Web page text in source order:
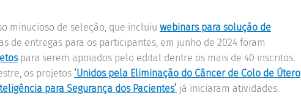
minucioso de seleção, que incluiu webinars para solução de
de entregas para os participantes, em junho de 2024 foram
para serem apoiados pelo edital dentre os mais de 40 inscritos.
os projetos ‘Unidos pela Eliminação do Câncer de Colo de Útero
para Segurança dos Pacientes’ já iniciaram atividades.